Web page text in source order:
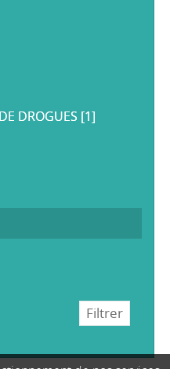
DROGUES [1]